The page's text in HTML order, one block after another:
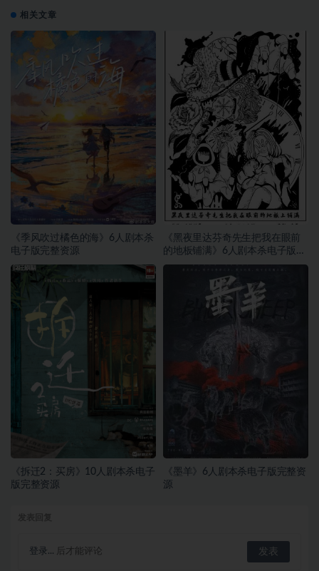
相关文章
《季风吹过橘色的海》6人剧本杀
电子版完整资源
《黑夜里达芬奇先生把我在眼前
的地板铺满》6人剧本杀电子版完
整资源
《拆迁2：买房》10人剧本杀电子
版完整资源
《墨羊》6人剧本杀电子版完整资
源
登录... 后才能评论